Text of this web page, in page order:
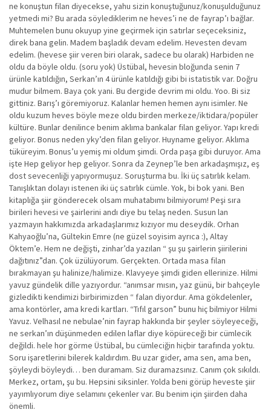
ne konuştun filan diyecekse, yahu sizin konuştuğunuz/konuşulduğunuz
yetmedi mi? Bu arada söylediklerim ne heves’i ne de fayrap’ı bağlar.
Muhtemelen bunu okuyup yine geçirmek için satırlar seçeceksiniz,
direk bana gelin. Madem başladık devam edelim. Hevesten devam
edelim. (hevese şiir veren biri olarak, sadece bu olarak) Harbiden ne
oldu da böyle oldu. (soru yok) Üstübal, hevesin bloğunda senin 7
ürünle katıldığın, Serkan’ın 4 ürünle katıldığı gibi bi istatistik var. Doğru
mudur bilmem. Baya çok yani. Bu dergide devrim mi oldu. Yoo. Bi siz
gittiniz. Barış’ı göremiyoruz. Kalanlar hemen hemen aynı isimler. Ne
oldu kuzum heves böyle meze oldu birden merkeze/iktidara/popüler
kültüre. Bunlar denilince benim aklıma bankalar filan geliyor. Yapı kredi
geliyor. Bonus neden yky’den filan geliyor. Huyname geliyor. Aklıma
tüküreyim. Bonus’u yemiş mi oldum şimdi. Orda paşa gibi duruyor. Ama
işte Hep geliyor hep geliyor. Sonra da Zeynep’le ben arkadaşmışız, eş
dost sevecenliği yapıyormuşuz. Soruşturma bu. İki üç satırlık kelam.
Tanışlıktan dolayı istenen iki üç satırlık cümle. Yok, bi bok yani. Ben
kitaplığa şiir gönderecek olsam muhatabımı bilmiyorum! Peşi sıra
birileri hevesi ve şairlerini andı diye bu telaş neden. Susun lan
yazmayın hakkımızda arkadaşlarımız kızıyor mu deseydik. Orhan
Kahyaoğlu’na, Gültekin Emre (ne güzel soyisim ayrıca :), Altay
Öktem’e. Hem ne değişti, zinhar’da yazılan “ şu şu şairlerin şiirilerini
dağıtınız”dan. Çok üzülüyorum. Gerçekten. Ortada masa filan
bırakmayan şu halinize/halimize. Klavyeye şimdi giden ellerinize. Hilmi
yavuz gündelik dille yazıyordur. “anımsar mısın, yaz günü, bir bahçeyle
gizledikti kendimizi birbirimizden “ falan diyordur. Ama gökdelenler,
ama kontörler, ama kredi kartları. “Tıfıl garson” bunu hiç bilmiyor Hilmi
Yavuz. Velhasıl ne nebulae’nin fayrap hakkında bir şeyler söyleyeceği,
ne serkan’ın düşünmeden edilen laflar diye köpüreceği bir cümlecik
değildi. hele hor görme Üstübal, bu cümleciğin hiçbir tarafında yoktu.
Soru işaretlerini bilerek kaldırdım. Bu uzar gider, ama sen, ama ben,
şöyleydi böyleydi… ben duramam. Siz duramazsınız. Canım çok sıkıldı.
Merkez, ortam, şu bu. Hepsini siksinler. Yolda beni görüp heveste şiir
yayımlıyorum diye selamını çekenler var. Bu benim için şiirden daha
önemli.